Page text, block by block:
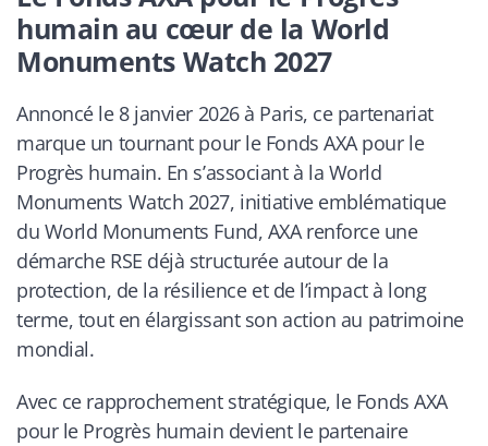
humain au cœur de la World
Monuments Watch 2027
Annoncé le 8 janvier 2026 à Paris, ce partenariat
marque un tournant pour le Fonds AXA pour le
Progrès humain. En s’associant à la World
Monuments Watch 2027, initiative emblématique
du World Monuments Fund, AXA renforce une
démarche RSE déjà structurée autour de la
protection, de la résilience et de l’impact à long
terme, tout en élargissant son action au patrimoine
mondial.
Avec ce rapprochement stratégique, le Fonds AXA
pour le Progrès humain devient le partenaire